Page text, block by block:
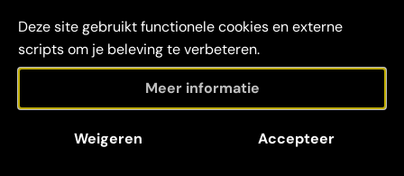
Deze site gebruikt functionele cookies en externe
scripts om je beleving te verbeteren.
Meer informatie
Weigeren Accepteer
Mainline 2026
verantwoordelijkheid
credits